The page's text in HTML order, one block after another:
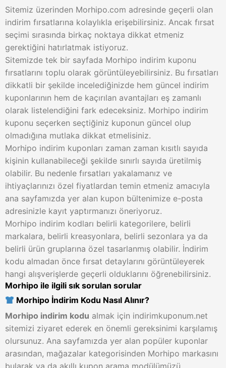
Sitemiz üzerinden Morhipo.com adresinde geçerli olan
indirim fırsatlarına kolaylıkla erişebilirsiniz. Ancak fırsat
seçimi sırasında birkaç noktaya dikkat etmeniz
gerektiğini hatırlatmak istiyoruz.
Sitemizde tek bir sayfada Morhipo indirim kuponu
fırsatlarını toplu olarak görüntüleyebilirsiniz. Bu fırsatları
dikkatli bir şekilde incelediğinizde hem güncel indirim
kuponlarının hem de kaçırılan avantajları eş zamanlı
olarak listelendiğini fark edeceksiniz. Morhipo indirim
kuponu seçerken seçtiğiniz kuponun güncel olup
olmadığına mutlaka dikkat etmelisiniz.
Morhipo indirim kuponları zaman zaman kısıtlı sayıda
kişinin kullanabileceği şekilde sınırlı sayıda üretilmiş
olabilir. Bu nedenle fırsatları yakalamanız ve
ihtiyaçlarınızı özel fiyatlardan temin etmeniz amacıyla
ana sayfamızda yer alan kupon bültenimize e-posta
adresinizle kayıt yaptırmanızı öneriyoruz.
Morhipo indirim kodları belirli kategorilere, belirli
markalara, belirli kreasyonlara, belirli sezonlara ya da
belirli ürün gruplarına özel tasarlanmış olabilir. İndirim
kodu almadan önce fırsat detaylarını görüntüleyerek
hangi alışverişlerde geçerli olduklarını öğrenebilirsiniz.
Morhipo ile ilgili sık sorulan sorular
Morhipo İndirim Kodu Nasıl Alınır?
Morhipo indirim kodu almak için indirimkuponum.net
sitemizi ziyaret ederek en önemli gereksinimi karşılamış
olursunuz. Ana sayfamızda yer alan popüler kuponlar
arasından, mağazalar kategorisinden Morhipo markasını
bularak ya da akıllı kupon arama modülümüzü